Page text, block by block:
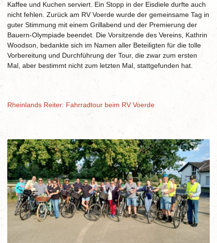
Kaffee und Kuchen serviert. Ein Stopp in der Eisdiele durfte auch
nicht fehlen. Zurück am RV Voerde wurde der gemeinsame Tag in
guter Stimmung mit einem Grillabend und der Premierung der
Bauern-Olympiade beendet. Die Vorsitzende des Vereins, Kathrin
Woodson, bedankte sich im Namen aller Beteiligten für die tolle
Vorbereitung und Durchführung der Tour, die zwar zum ersten
Mal, aber bestimmt nicht zum letzten Mal, stattgefunden hat.
Rheinlands Reiter: Fahrradtour beim RV Voerde